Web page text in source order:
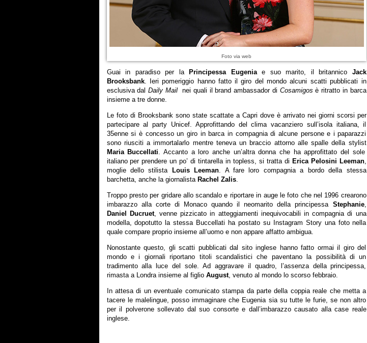
Foto via web
Guai in paradiso per la Principessa Eugeniae suo marito, il britannico Jack
Brooksbank. Ieri pomeriggio hanno fatto il giro del mondo alcuni scatti pubblicati in
esclusiva dal Daily Mail nei quali il brand ambassador di Cosamigos è ritratto in barca
insieme a tre donne.
Le foto di Brooksbank sono state scattate a Capri dove è arrivato nei giorni scorsi per
partecipare al party Unicef. Approfittando del clima vacanziero sull’isola italiana, il
35enne si è concesso un giro in barca in compagnia di alcune persone e i paparazzi
sono riusciti a immortalarlo mentre teneva un braccio attorno alle spalle della stylist
Maria Buccellati. Accanto a loro anche un’altra donna che ha approfittato del sole
italiano per prendere un po’ di tintarella in topless, si tratta di Erica Pelosini Leeman,
moglie dello stilistaLouis Leeman. A fare loro compagnia a bordo della stessa
barchetta, anche la giornalista Rachel Zalis.
Troppo presto per gridare allo scandalo e riportare in auge le foto che nel 1996 crearono
imbarazzo alla corte di Monaco quando il neomarito della principessa Stephanie,
Daniel Ducruet, venne pizzicato in atteggiamenti inequivocabili in compagnia di una
modella, dopotutto la stessa Buccellati ha postato su Instagram Story una foto nella
quale compare proprio insieme all’uomo e non appare affatto ambigua.
Nonostante questo, gli scatti pubblicati dal sito inglese hanno fatto ormai il giro del
mondo e i giornali riportano titoli scandalistici che paventano la possibilità di un
tradimento alla luce del sole. Ad aggravare il quadro, l’assenza della principessa,
rimasta a Londra insieme al figlio August, venuto al mondo lo scorso febbraio.
In attesa di un eventuale comunicato stampa da parte della coppia reale che metta a
tacere le malelingue, posso immaginare che Eugenia sia su tutte le furie, se non altro
per il polverone sollevato dal suo consorte e dall’imbarazzo causato alla case reale
inglese.